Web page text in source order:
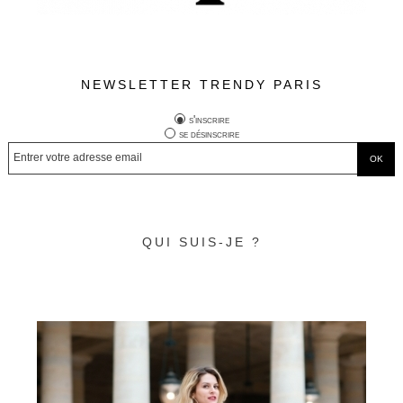
NEWSLETTER TRENDY PARIS
s'inscrire
se désinscrire
QUI SUIS-JE ?